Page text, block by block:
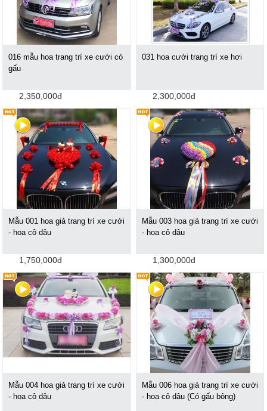
016 mẫu hoa trang trí xe cưới có
gấu
2,350,000đ
031 hoa cưới trang trí xe hơi
2,300,000đ
Mẫu 001 hoa giả trang trí xe cưới
- hoa cô dâu
1,750,000đ
Mẫu 003 hoa giả trang trí xe cưới
- hoa cô dâu
1,300,000đ
Mẫu 004 hoa giả trang trí xe cưới
- hoa cô dâu
Mẫu 006 hoa giả trang trí xe cưới
- hoa cô dâu (Có gấu bông)